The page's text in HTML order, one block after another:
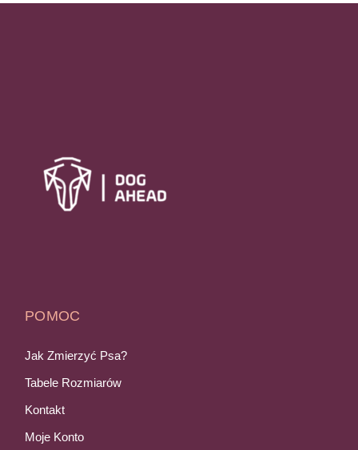
POMOC
Jak Zmierzyć Psa?
Tabele Rozmiarów
Kontakt
Moje Konto